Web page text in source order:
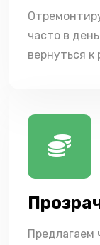
часто в
вернуться к
Предлагаем